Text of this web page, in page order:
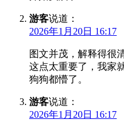
游客说道：
2026年1月20日 16:17
图文并茂，解释得很
这点太重要了，我家
狗狗都懵了。
游客说道：
2026年1月20日 16:17